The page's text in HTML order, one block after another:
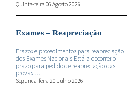
Quinta-feira 06 Agosto 2026
Exames – Reapreciação
Prazos e procedimentos para reapreciação
dos Exames Nacionais Está a decorrer o
prazo para pedido de reapreciação das
provas …
Segunda-feira 20 Julho 2026